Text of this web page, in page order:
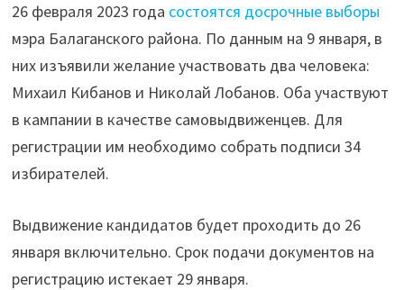
участвовать
в
выборах
мэра
Балаганского
района"
26 февраля 2023 года состоятся досрочные выборы
мэра Балаганского района. По данным на 9 января, в
них изъявили желание участвовать два человека:
Михаил Кибанов и Николай Лобанов. Оба участвуют
в кампании в качестве самовыдвиженцев. Для
регистрации им необходимо собрать подписи 34
избирателей.
Выдвижение кандидатов будет проходить до 26
января включительно. Срок подачи документов на
регистрацию истекает 29 января.